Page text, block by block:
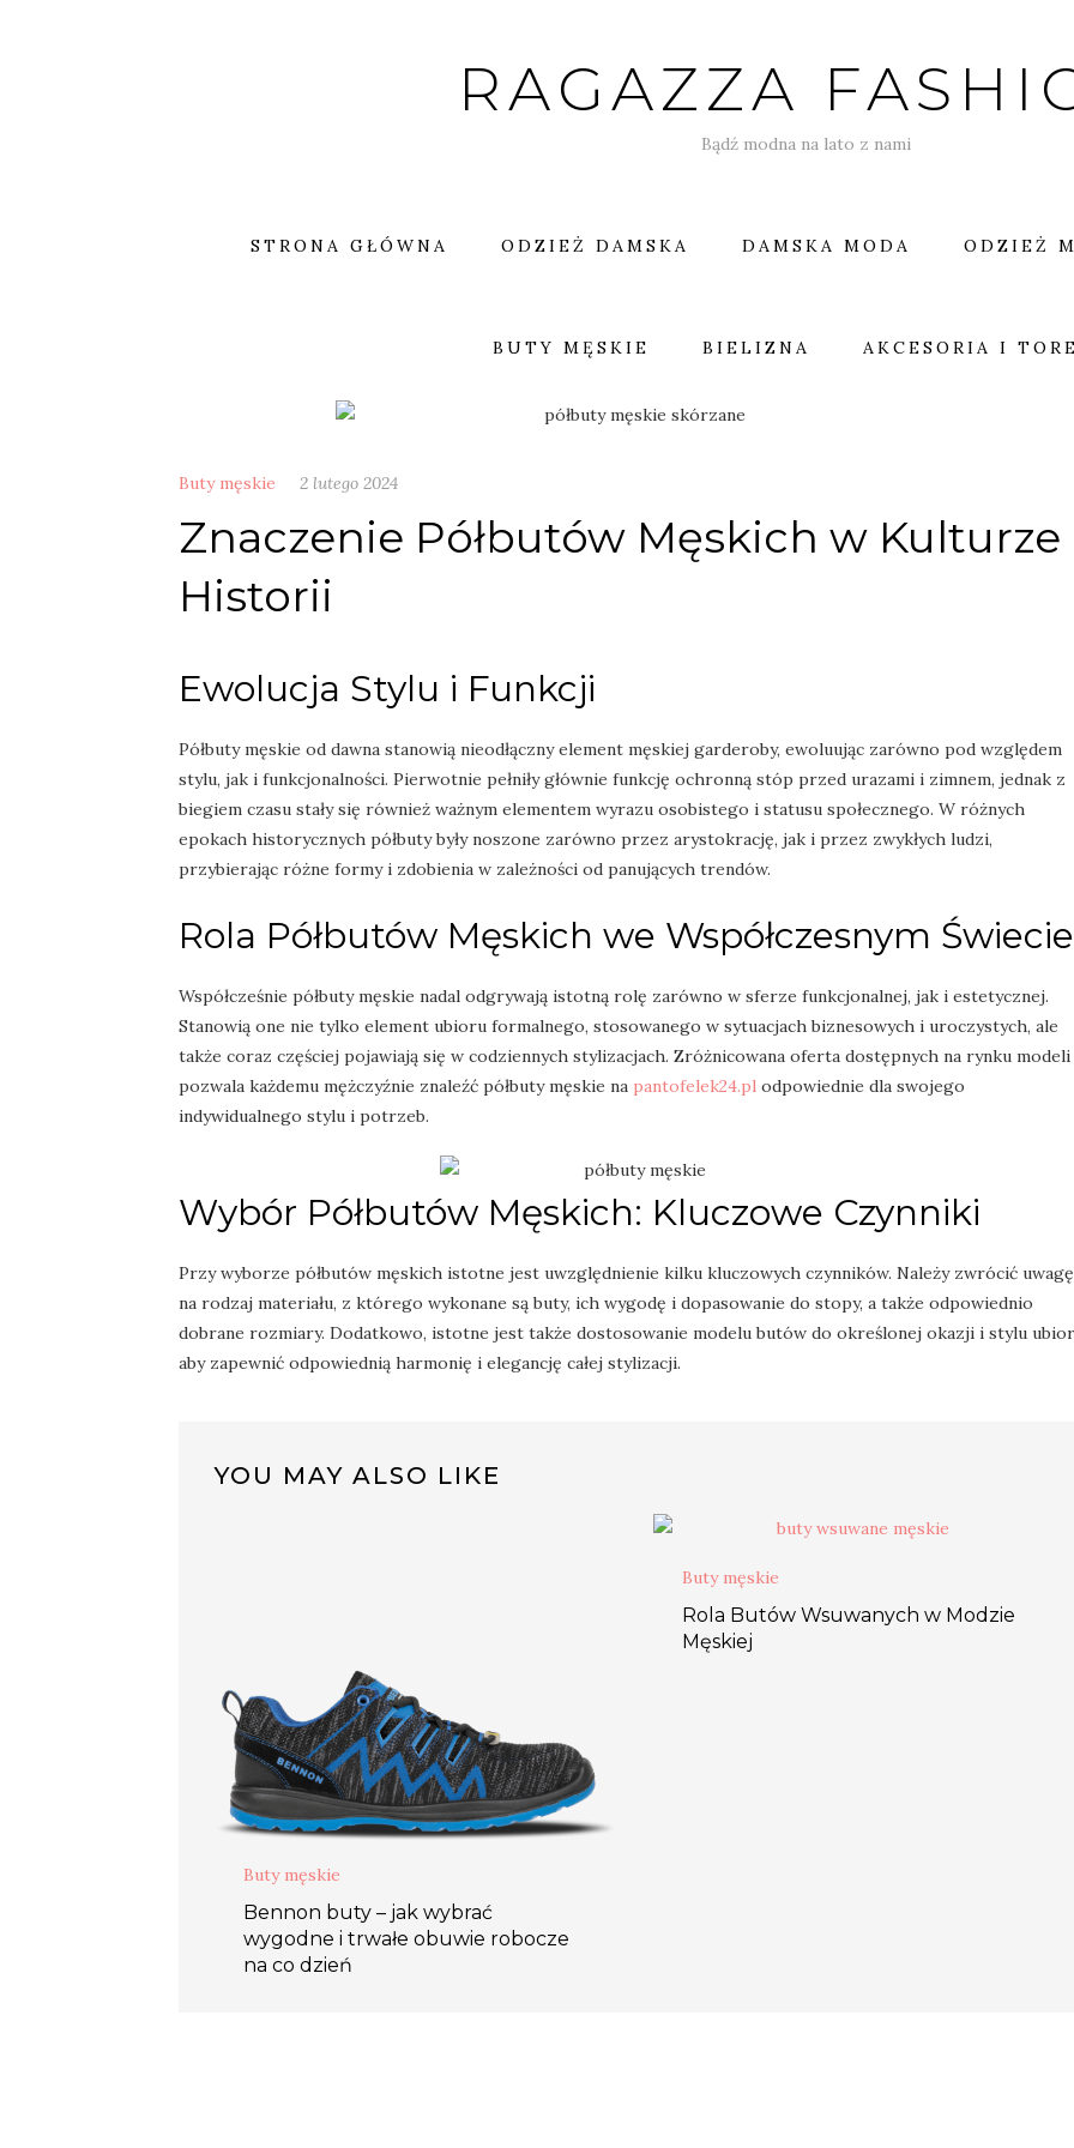
RAGAZZA
Bądź modna na lato z nami
STRONA GŁÓWNA ODZIEŻ DAMSKA DAMSKA MODA ODZIEŻ
BUTY MĘSKIE BIELIZNA AKCESORIA I
Buty męskie 2 lutego 2024
Znaczenie Półbutów Męskich w Kulturze
Historii
Ewolucja Stylu i Funkcji
Półbuty męskie od dawna stanowią nieodłączny element męskiej garderoby, ewoluując zarówno pod względem
stylu, jak i funkcjonalności. Pierwotnie pełniły głównie funkcję ochronną stóp przed urazami i zimnem, jednak z
biegiem czasu stały się również ważnym elementem wyrazu osobistego i statusu społecznego. W różnych
epokach historycznych półbuty były noszone zarówno przez arystokrację, jak i przez zwykłych ludzi,
przybierając różne formy i zdobienia w zależności od panujących trendów.
Rola Półbutów Męskich we Współczesnym Świecie
Współcześnie półbuty męskie nadal odgrywają istotną rolę zarówno w sferze funkcjonalnej, jak i estetycznej.
Stanowią one nie tylko element ubioru formalnego, stosowanego w sytuacjach biznesowych i uroczystych, ale
także coraz częściej pojawiają się w codziennych stylizacjach. Zróżnicowana oferta dostępnych na rynku modeli
pozwala każdemu mężczyźnie znaleźć półbuty męskie na pantofelek24.pl odpowiednie dla swojego
indywidualnego stylu i potrzeb.
Wybór Półbutów Męskich: Kluczowe Czynniki
Przy wyborze półbutów męskich istotne jest uwzględnienie kilku kluczowych czynników. Należy zwrócić uwagę
na rodzaj materiału, z którego wykonane są buty, ich wygodę i dopasowanie do stopy, a także odpowiednio
dobrane rozmiary. Dodatkowo, istotne jest także dostosowanie modelu butów do określonej okazji i stylu
aby zapewnić odpowiednią harmonię i elegancję całej stylizacji.
YOU MAY ALSO LIKE
Buty męskie
Bennon buty – jak wybrać
wygodne i trwałe obuwie robocze
na co dzień
Buty męskie
Rola Butów Wsuwanych w Modzie
Męskiej